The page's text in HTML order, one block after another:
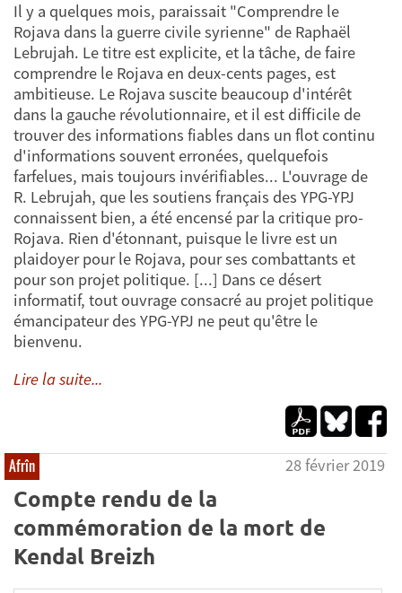
Il y a quelques mois, paraissait "Comprendre le
Rojava dans la guerre civile syrienne" de Raphaël
Lebrujah. Le titre est explicite, et la tâche, de faire
comprendre le Rojava en deux-cents pages, est
ambitieuse. Le Rojava suscite beaucoup d'intérêt
dans la gauche révolutionnaire, et il est difficile de
trouver des informations fiables dans un flot continu
d'informations souvent erronées, quelquefois
farfelues, mais toujours invérifiables... L'ouvrage de
R. Lebrujah, que les soutiens français des YPG-YPJ
connaissent bien, a été encensé par la critique pro-
Rojava. Rien d'étonnant, puisque le livre est un
plaidoyer pour le Rojava, pour ses combattants et
pour son projet politique. [...] Dans ce désert
informatif, tout ouvrage consacré au projet politique
émancipateur des YPG-YPJ ne peut qu'être le
bienvenu.
Lire la suite...
Afrîn 28 février 2019
Compte rendu de la
commémoration de la mort de
Kendal Breizh